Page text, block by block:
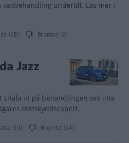
vaxbehandling undertill. Läs mer i
(15) Bromsa (8)
Jazz
snåla in på behandlingen ses inte
rostskyddsexpert.
(19) Bromsa (14)